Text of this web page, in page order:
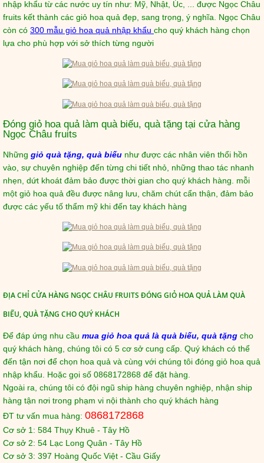
nhập khẩu từ các nước uy tín như: Mỹ, Nhật, Úc, ... được Ngọc Châu
fruits kết thành các giỏ hoa quả đẹp, sang trọng, ý nghĩa. Ngọc Châu
còn có 300 mẫu giỏ hoa quả nhập khẩu cho quý khách hàng chọn
lựa cho phù hợp với sở thích từng người
Đóng giỏ hoa quả làm quà biếu, quà tặng tại cửa hàng
Ngọc Châu fruits
Những giỏ quà tặng, quà biếu như được các nhân viên thổi hồn
vào, sự chuyên nghiệp đến từng chi tiết nhỏ, những thao tác nhanh
nhẹn, dứt khoát đảm bảo được thời gian cho quý khách hàng. mỗi
một giỏ hoa quả đều được nâng lưu, chăm chút cẩn thận, đảm bảo
được các yếu tố thẩm mỹ khi đến tay khách hàng
ĐỊA CHỈ CỬA HÀNG NGỌC CHÂU FRUITS ĐÓNG GIỎ HOA QUẢ LÀM QUÀ
BIẾU, QUÀ TẶNG CHO QUÝ KHÁCH
Để đáp ứng nhu cầu mua giỏ hoa quả là quà biếu, quà tặng cho
quý khách hàng, chúng tôi có 5 cơ sở cung cấp. Quý khách có thể
đến tận nơi để chọn hoa quả và cùng với chúng tôi đóng giỏ hoa quả
nhập khẩu. Hoặc gọi số 0868172868 để đặt hàng.
Ngoài ra, chúng tôi có đội ngũ ship hàng chuyên nghiệp, nhận ship
hàng tận nơi trong phạm vi nội thành cho quý khách hàng
ĐT tư vấn mua hàng: 0868172868
Cơ sở 1: 584 Thụy Khuê - Tây Hồ
Cơ sở 2: 54 Lạc Long Quân - Tây Hồ
Cơ sở 3: 397 Hoàng Quốc Việt - Cầu Giấy